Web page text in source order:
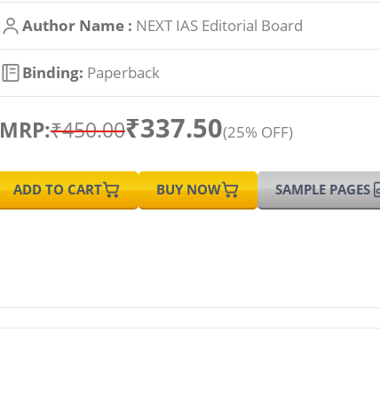
Author Name : NEXT IAS Editorial Board
Binding: Paperback
MRP:₹450.00₹337.50(25% OFF)
ADD TO CART BUY NOW SAMPLE PAGES